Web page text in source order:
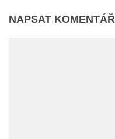
NAPSAT KOMENTÁŘ